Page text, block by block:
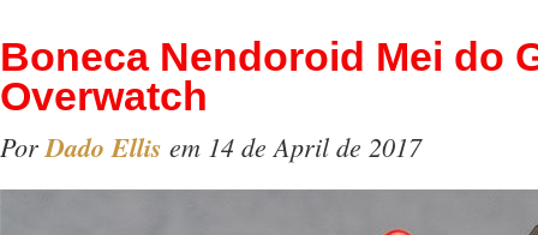
Boneca Nendoroid Mei do
Overwatch
PorDado Ellis em 14 de April de 2017